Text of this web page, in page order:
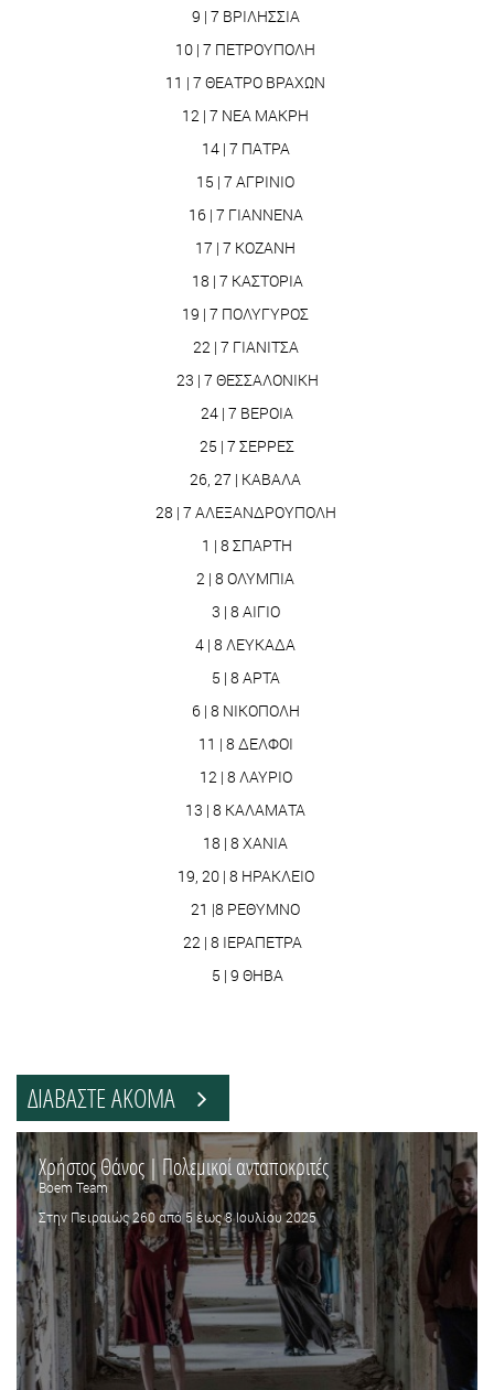
9 | 7 ΒΡΙΛΗΣΣΙΑ
10 | 7 ΠΕΤΡΟΥΠΟΛΗ
11 | 7 ΘΕΑΤΡΟ ΒΡΑΧΩΝ
12 | 7 ΝΕΑ ΜΑΚΡΗ
14 | 7 ΠΑΤΡΑ
15 | 7 ΑΓΡΙΝΙΟ
16 | 7 ΓΙΑΝΝΕΝΑ
17 | 7 ΚΟΖΑΝΗ
18 | 7 ΚΑΣΤΟΡΙΑ
19 | 7 ΠΟΛΥΓΥΡΟΣ
22 | 7 ΓΙΑΝΙΤΣΑ
23 | 7 ΘΕΣΣΑΛΟΝΙΚΗ
24 | 7 ΒΕΡΟΙΑ
25 | 7 ΣΕΡΡΕΣ
26, 27 | ΚΑΒΑΛΑ
28 | 7 ΑΛΕΞΑΝΔΡΟΥΠΟΛΗ
1 | 8 ΣΠΑΡΤΗ
2 | 8 ΟΛΥΜΠΙΑ
3 | 8 ΑΙΓΙΟ
4 | 8 ΛΕΥΚΑΔΑ
5 | 8 ΑΡΤΑ
6 | 8 ΝΙΚΟΠΟΛΗ
11 | 8 ΔΕΛΦΟΙ
12 | 8 ΛΑΥΡΙΟ
13 | 8 ΚΑΛΑΜΑΤΑ
18 | 8 ΧΑΝΙΑ
19, 20 | 8 ΗΡΑΚΛΕΙΟ
21 |8 ΡΕΘΥΜΝΟ
22 | 8 ΙΕΡΑΠΕΤΡΑ
5 | 9 ΘΗΒΑ
ΔΙΑΒΑΣΤΕ ΑΚΟΜΑ
Χρήστος Θάνος | Πολεμικοί ανταποκριτές
Boem Team
Στην Πειραιώς 260 από 5 έως 8 Ιουλίου 2025